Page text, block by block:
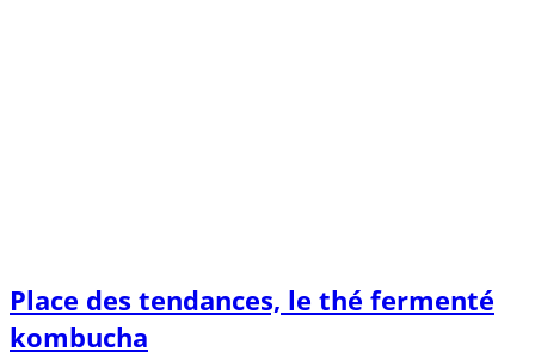
Place des tendances, le thé fermenté
kombucha